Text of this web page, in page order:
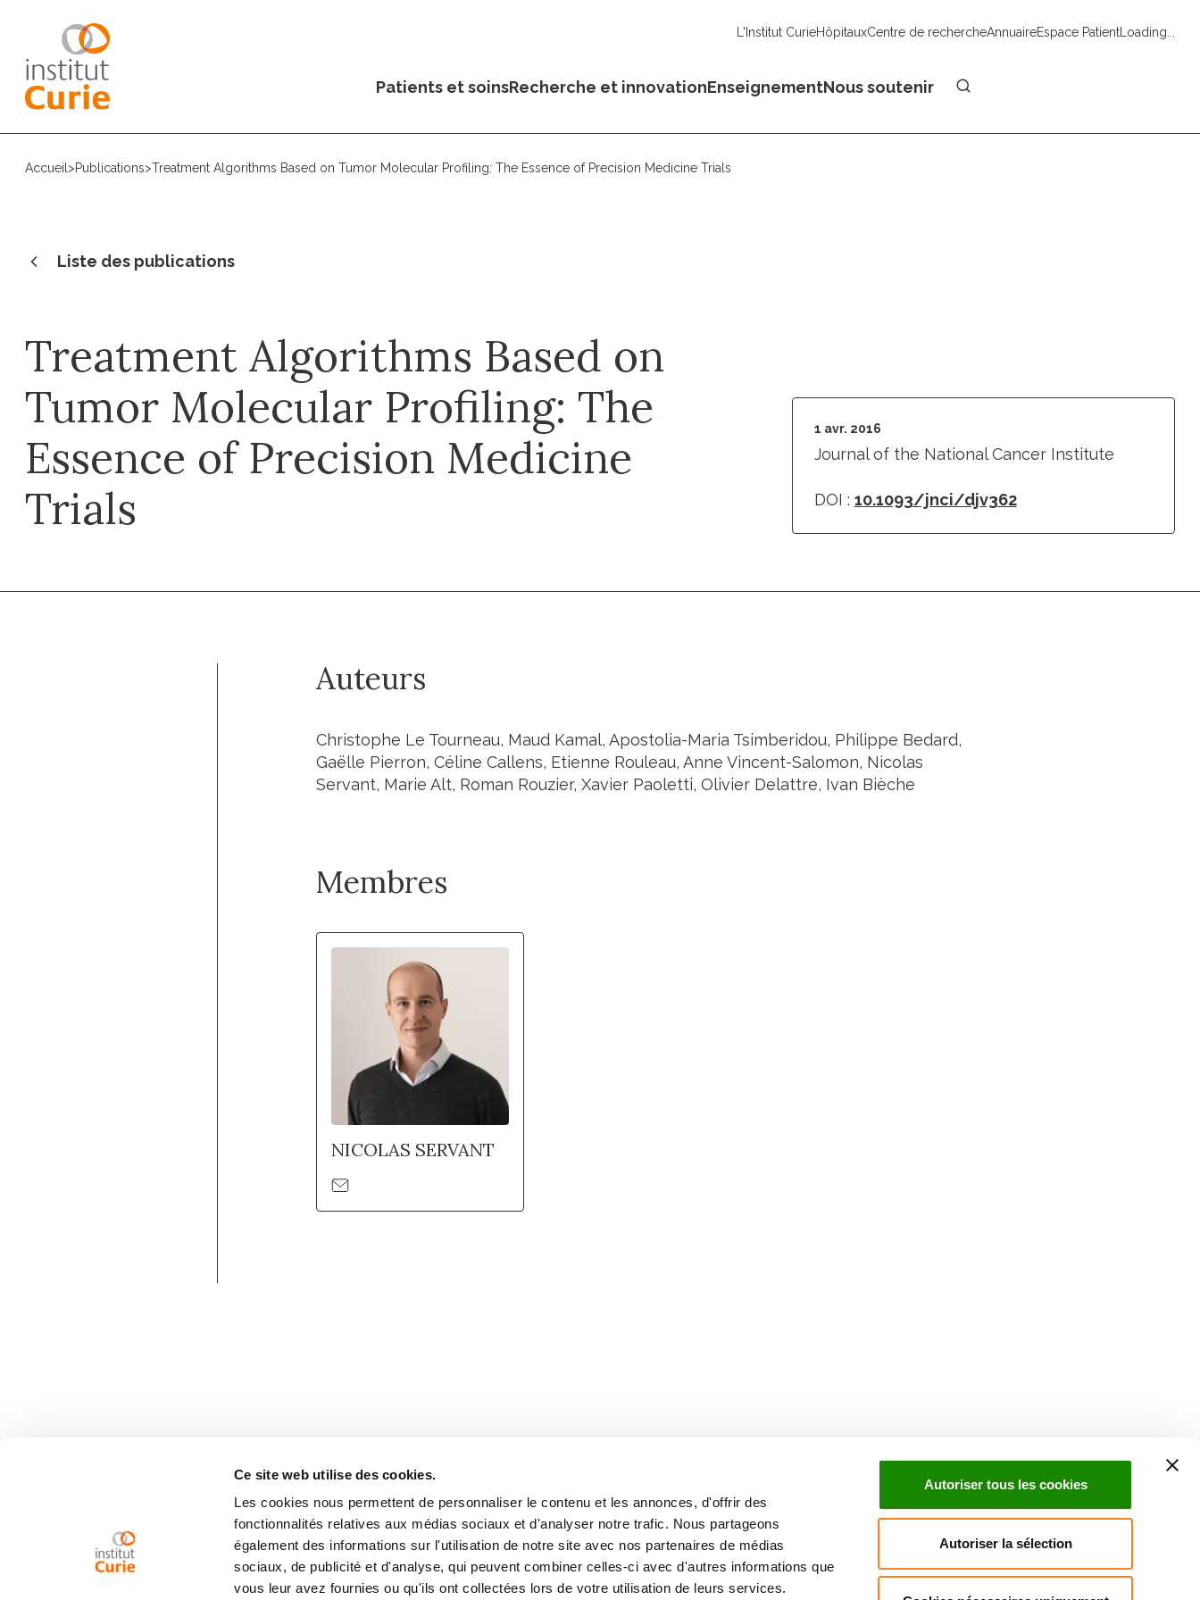
Ce site web utilise des cookies.
Les cookies nous permettent de personnaliser le contenu et les annonces, d'offrir des
fonctionnalités relatives aux médias sociaux et d'analyser notre trafic. Nous partageons
également des informations sur l'utilisation de notre site avec nos partenaires de médias
sociaux, de publicité et d'analyse, qui peuvent combiner celles-ci avec d'autres informations que
vous leur avez fournies ou qu'ils ont collectées lors de votre utilisation de leurs services.
Autoriser tous les cookies
Autoriser la sélection
L'Institut CurieHôpitauxCentre de rechercheAnnuaireEspace PatientLoading...
Patients et soinsRecherche et innovationEnseignementNous soutenir
Accueil >Publications>Treatment Algorithms Based on Tumor Molecular Profiling: The Essence of Precision Medicine Trials
Liste des publications
Treatment Algorithms Based on
Tumor Molecular Profiling: The
Essence of Precision Medicine
Trials
1 avr. 2016
Journal of the National Cancer Institute
DOI : 10.1093/jnci/djv362
Auteurs
Christophe Le Tourneau, Maud Kamal, Apostolia-Maria Tsimberidou, Philippe Bedard,
Gaëlle Pierron, Céline Callens, Etienne Rouleau, Anne Vincent-Salomon, Nicolas
Servant, Marie Alt, Roman Rouzier, Xavier Paoletti, Olivier Delattre, Ivan Bièche
Membres
NICOLAS SERVANT
Inscrivez-vous à la newsletter